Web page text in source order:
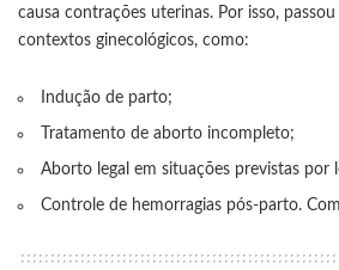
causa contrações uterinas. Por isso,
contextos ginecológicos, como:
Indução de parto;
Tratamento de aborto incompleto;
Aborto legal em situações previstas por
Controle de hemorragias pós-parto.